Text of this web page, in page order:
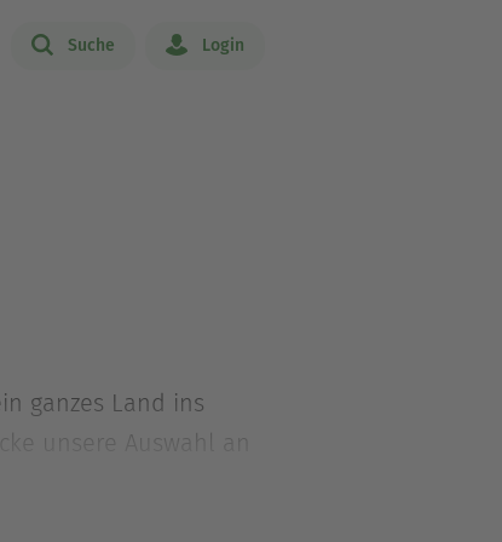
Suche Login
ganzes Land ins
unsere Auswahl an